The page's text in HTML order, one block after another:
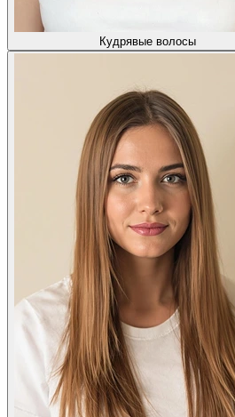
Кудрявые волосы